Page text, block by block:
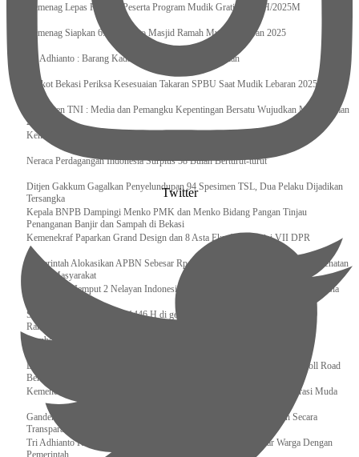
Kemenag Lepas Ratusan Peserta Program Mudik Gratis 1446 H/2025M
Kemenag Siapkan 6.180 Posko Masjid Ramah Mudik Lebaran 2025
Tri Adhianto : Barang Kadaluarsa Segera di Kembalikan
Walkot Bekasi Periksa Kesesuaian Takaran SPBU Saat Mudik Lebaran 2025
Kapuspen TNI : Media dan Pemangku Kepentingan Bersatu Wujudkan Mudik Aman
2025
Kemenekraf Ajak Kabinet Merah Putih Nobar Film Animasi Jumbo
Neraca Perdagangan Indonesia Surplus 58 Bulan Berturut-turut
Ditjen Gakkum Gagalkan Penyelundupan 94 Spesimen TSL, Dua Pelaku Dijadikan
Tersangka
Kepala BNPB Dampingi Menko PMK dan Menko Bidang Pangan Tinjau
Penanganan Banjir dan Sampah di Bekasi
Kemenekraf Paparkan Grand Design dan 8 Asta Ekraf di Komisi VII DPR
Pemerintah Alokasikan APBN Sebesar Rp 3,4 Triliun untuk Program Cek Kesehatan
Gratis Masyarakat
Bakamla RI Jemput 2 Nelayan Indonesia di Perbatasan Terluar Indonesia Malaysia
Sidang Isbat Awal Syawal 1446 H di gelar oleh Kementerian Agama pada 29
Ramadan
Sumber Daya Adalah Tantangan Penanganan Darurat Bencana di Daerah
Dukung Kelancaran Lalu Lintas Libur Idul Fitri 1446h / 2025m, Waskita Toll Road
Berlakukan Diskon Tarif Sebesar 20%
Kemenekraf – Kemeninves Perkuat Sinergi Demi Lapangan Kerja Generasi Muda
Gandeng KPK , Gus Ipul Memastikan Penyaluran Bansos Dilakukan Secara
Transparan dan Tepat Sasaran
Tri Adhianto Katakan : Tarling Sebagai Sarana Komunikasi Antar Warga Dengan
Pemerintah
Twitter